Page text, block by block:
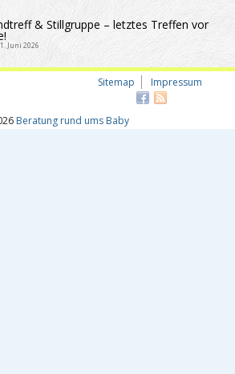
& Stillgruppe – letztes Treffen vor
Juni 2026
Sitemap Impressum
Beratung rund ums Baby